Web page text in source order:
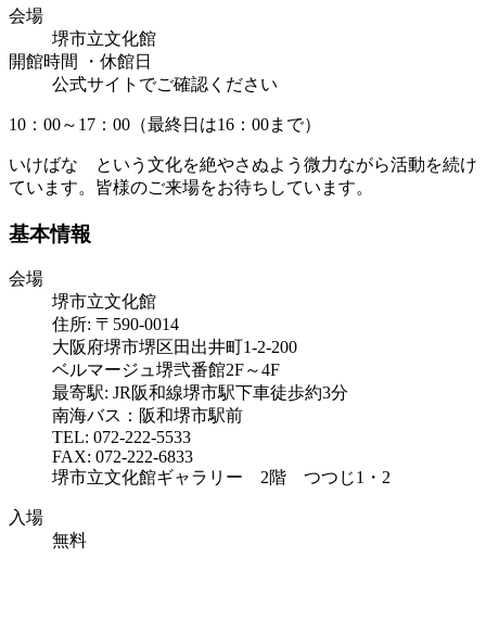
会場
堺市立文化館
開館時間 ・休館日
公式サイトでご確認ください
10：00～17：00（最終日は16：00まで）
いけばな という文化を絶やさぬよう微力ながら活動を続け
ています。皆様のご来場をお待ちしています。
基本情報
会場
堺市立文化館
住所: 〒590-0014
大阪府堺市堺区田出井町1-2-200
ベルマージュ堺弐番館2F～4F
最寄駅: JR阪和線堺市駅下車徒歩約3分
南海バス：阪和堺市駅前
TEL: 072-222-5533
FAX: 072-222-6833
堺市立文化館ギャラリー 2階 つつじ1・2
入場
無料